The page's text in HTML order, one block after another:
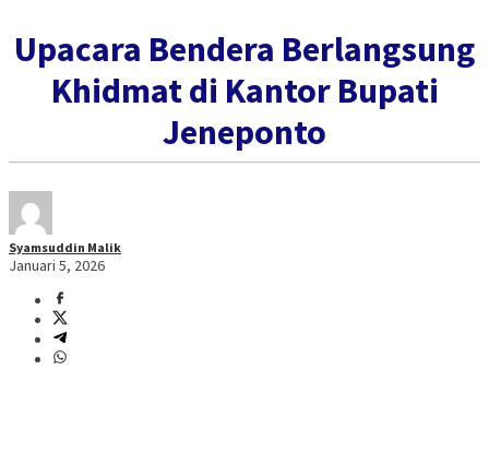
Upacara Bendera Berlangsung
Khidmat di Kantor Bupati
Jeneponto
Syamsuddin Malik
Januari 5, 2026